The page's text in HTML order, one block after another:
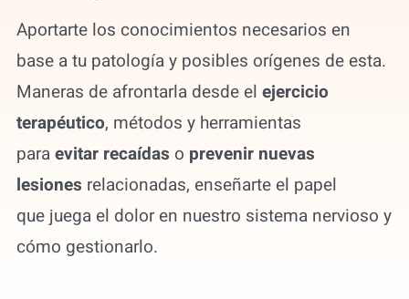
Aportarte los conocimientos necesarios en
base a tu patología y posibles orígenes de esta.
Maneras de afrontarla desde elejercicio
terapéutico, métodos y herramientas
paraevitar recaídas o prevenir nuevas
lesiones relacionadas, enseñarte el papel
que juega el dolor en nuestro sistema nervioso y
cómo gestionarlo.